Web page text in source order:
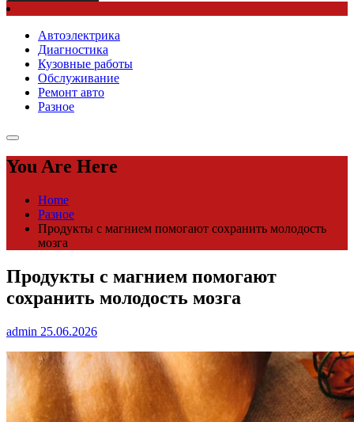
Автоэлектрика
Диагностика
Кузовные работы
Обслуживание
Ремонт авто
Разное
You Are Here
Home
Разное
Продукты с магнием помогают сохранить молодость
мозга
Продукты с магнием помогают
сохранить молодость мозга
admin 25.06.2026